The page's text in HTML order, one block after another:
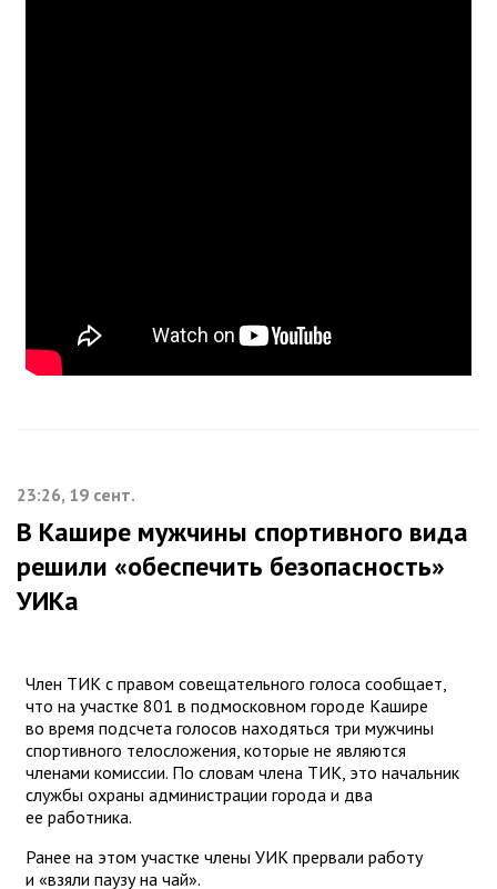
23:26, 19 сент.
В Кашире мужчины спортивного вида
решили «обеспечить безопасность»
УИКа
Член ТИК с правом совещательного голоса сообщает,
что на участке 801 в подмосковном городе Кашире
во время подсчета голосов находяться три мужчины
спортивного телосложения, которые не являются
членами комиссии. По словам члена ТИК, это начальник
службы охраны администрации города и два
ее работника.
Ранее на этом участке члены УИК прервали работу
и «взяли паузу на чай».